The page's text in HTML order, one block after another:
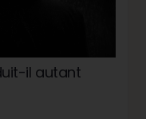
il autant